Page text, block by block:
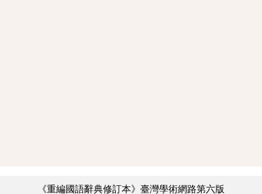
《重編國語辭典修訂本》臺灣學術網路第六版